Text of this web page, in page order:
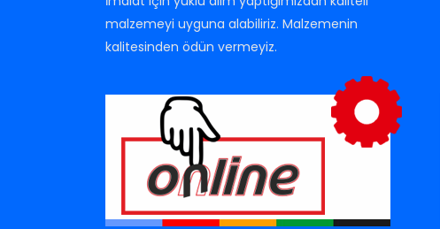
malzemeyi uyguna alabiliriz. Malzemenin
kalitesinden ödün vermeyiz.